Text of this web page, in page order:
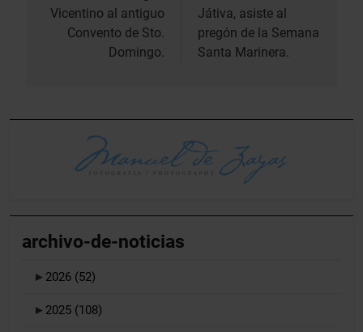
entradas
Vicentino al antiguo
Convento de Sto.
Domingo.
Játiva, asiste al
pregón de la Semana
Santa Marinera.
archivo-de-noticias
► 2026 (52)
► 2025 (108)